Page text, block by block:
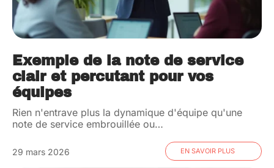
Exemple de la note de service
clair et percutant pour vos
équipes
Rien n'entrave plus la dynamique d'équipe qu'une
note de service embrouillée ou…
29 mars 2026 EN SAVOIR PLUS